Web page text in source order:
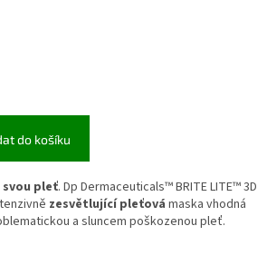
do košíku
pleť. Dp Dermaceuticals™ BRITE LITE™ 3D
zesvětlující pleťová maska vhodná
a sluncem poškozenou pleť.